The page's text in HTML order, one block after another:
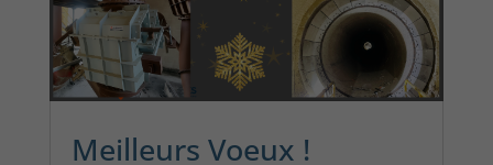
Meilleurs Voeux !